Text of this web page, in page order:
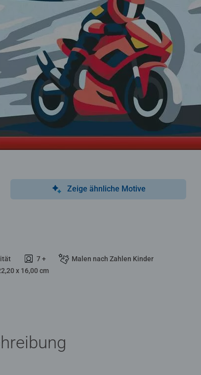
Zeige ähnliche Motive
7 +
Malen nach Zahlen Kinder
x 16,00 cm